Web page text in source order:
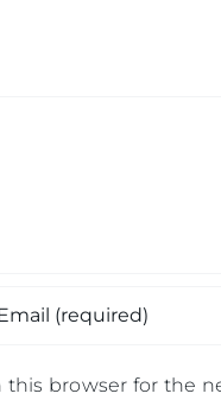
this browser for the